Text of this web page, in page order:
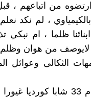
ارتضوه من اتباعهم ،
، لم نكد
ظلما ، ام نبكي
لايوصف من هوان
الثكالى وعوائل
الظلم الكيمياوي ، هناك حيث ساحة